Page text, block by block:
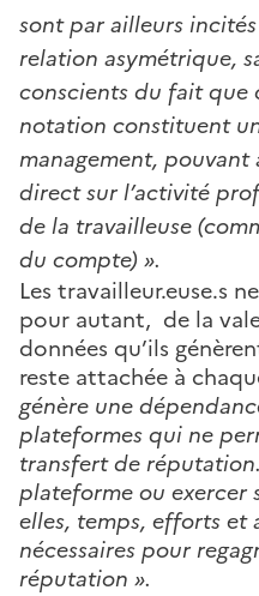
sont par ailleurs
relation asymétrique,
conscients du fait que
notation constituent
management,
direct sur l’activité
de la travailleuse
du compte) ».
Les travailleur.euse.s
pour autant, de la
données qu’ils
reste attachée à
génère une
plateformes qui ne
transfert de
plateforme ou exercer
elles, temps, efforts et
nécessaires pour
réputation ».